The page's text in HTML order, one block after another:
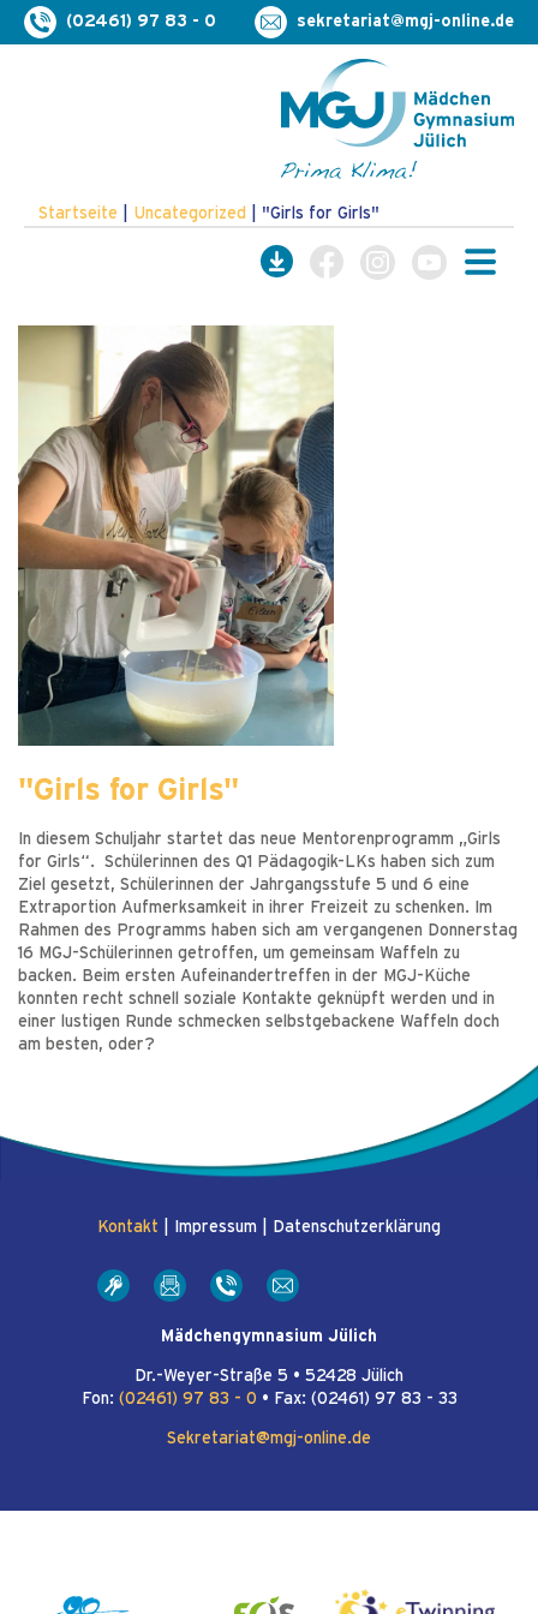
(02461) 97 83 - 0 sekretariat@mgj-online.de
Startseite Uncategorized "Girls for Girls"
"Girls for Girls"
In diesem Schuljahr startet das neue Mentorenprogramm „Girls
for Girls“. Schülerinnen des Q1 Pädagogik-LKs haben sich zum
Ziel gesetzt, Schülerinnen der Jahrgangsstufe 5 und 6 eine
Extraportion Aufmerksamkeit in ihrer Freizeit zu schenken. Im
Rahmen des Programms haben sich am vergangenen Donnerstag
16 MGJ-Schülerinnen getroffen, um gemeinsam Waffeln zu
backen. Beim ersten Aufeinandertreffen in der MGJ-Küche
konnten recht schnell soziale Kontakte geknüpft werden und in
einer lustigen Runde schmecken selbstgebackene Waffeln doch
am besten, oder?
Kontakt Impressum Datenschutzerklärung
Mädchengymnasium Jülich
Dr.-Weyer-Straße 5 • 52428 Jülich
Fon: (02461) 97 83 - 0 • Fax: (02461) 97 83 - 33
Sekretariat@mgj-online.de